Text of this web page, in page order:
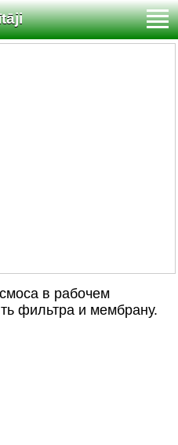
в рабочем
фильтра и мембрану.